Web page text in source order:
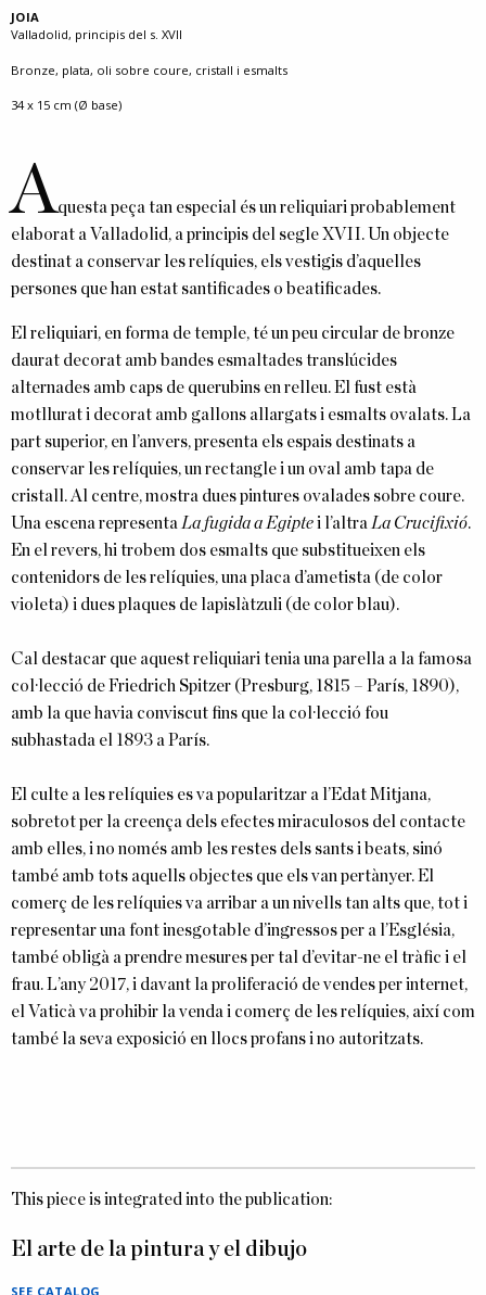
JOIA
Valladolid, principis del s. XVII
Bronze, plata, oli sobre coure, cristall i esmalts
34 x 15 cm (Ø base)
Aquesta peça tan especial és un reliquiari probablement
elaborat a Valladolid, a principis del segle XVII. Un objecte
destinat a conservar les relíquies, els vestigis d’aquelles
persones que han estat santificades o beatificades.
El reliquiari, en forma de temple, té un peu circular de bronze
daurat decorat amb bandes esmaltades translúcides
alternades amb caps de querubins en relleu. El fust està
motllurat i decorat amb gallons allargats i esmalts ovalats. La
part superior, en l’anvers, presenta els espais destinats a
conservar les relíquies, un rectangle i un oval amb tapa de
cristall. Al centre, mostra dues pintures ovalades sobre coure.
Una escena representaLa fugida a Egiptei l’altraLa Crucifixió.
En el revers, hi trobem dos esmalts que substitueixen els
contenidors de les relíquies, una placa d’ametista (de color
violeta) i dues plaques de lapislàtzuli (de color blau).
Cal destacar que aquest reliquiari tenia una parella a la famosa
col·lecció de Friedrich Spitzer (Presburg, 1815 – París, 1890),
amb la que havia conviscut fins que la col·lecció fou
subhastada el 1893 a París.
El culte a les relíquies es va popularitzar a l’Edat Mitjana,
sobretot per la creença dels efectes miraculosos del contacte
amb elles, i no només amb les restes dels sants i beats, sinó
també amb tots aquells objectes que els van pertànyer. El
comerç de les relíquies va arribar a un nivells tan alts que, tot i
representar una font inesgotable d’ingressos per a l’Església,
també obligà a prendre mesures per tal d’evitar-ne el tràfic i el
frau. L’any 2017, i davant la proliferació de vendes per internet,
el Vaticà va prohibir la venda i comerç de les relíquies, així com
també la seva exposició en llocs profans i no autoritzats.
This piece is integrated into the publication:
El arte de la pintura y el dibujo
SEE CATALOG